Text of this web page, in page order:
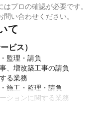
プロの確認が必要です。
い合わせください。
て
ビス）
監理・請負
、増改築工事の請負
る業務
施工・監理・請負
ションに関する業務
主に行ってきました。現